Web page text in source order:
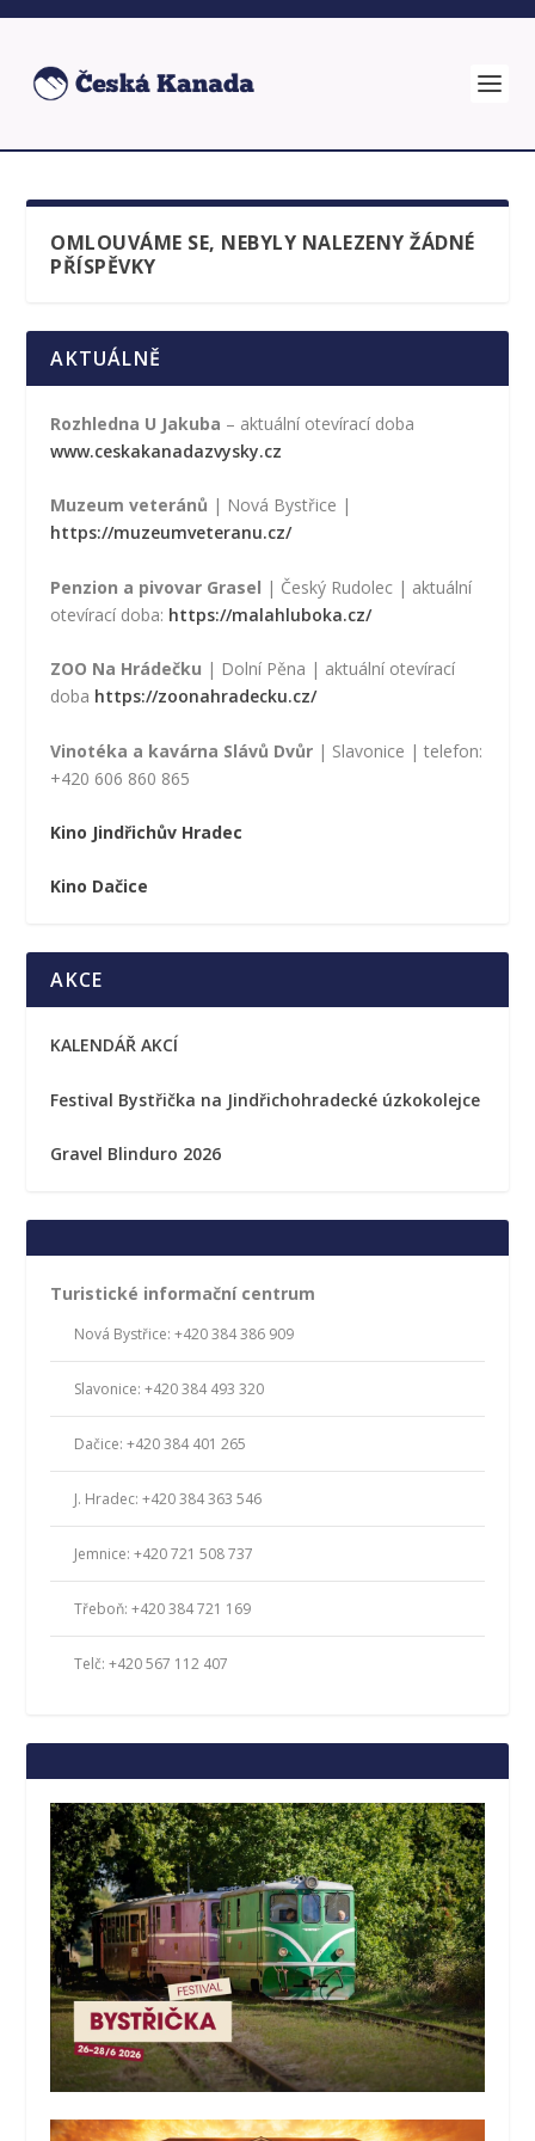
OMLOUVÁME SE, NEBYLY NALEZENY ŽÁDNÉ
PŘÍSPĚVKY
AKTUÁLNĚ
Rozhledna U Jakuba – aktuální otevírací doba
www.ceskakanadazvysky.cz
Muzeum veteránů | Nová Bystřice |
https://muzeumveteranu.cz/
Penzion a pivovar Grasel | Český Rudolec | aktuální
otevírací doba: https://malahluboka.cz/
ZOO Na Hrádečku | Dolní Pěna | aktuální otevírací
doba https://zoonahradecku.cz/
Vinotéka a kavárna Slávů Dvůr | Slavonice | telefon:
+420 606 860 865
Kino Jindřichův Hradec
Kino Dačice
AKCE
KALENDÁŘ AKCÍ
Festival Bystřička na Jindřichohradecké úzkokolejce
Gravel Blinduro 2026
Turistické informační centrum
Nová Bystřice: +420 384 386 909
Slavonice: +420 384 493 320
Dačice: +420 384 401 265
J. Hradec: +420 384 363 546
Jemnice: +420 721 508 737
Třeboň: +420 384 721 169
Telč: +420 567 112 407